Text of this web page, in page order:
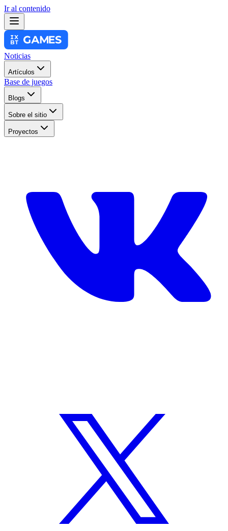
Ir al contenido
Noticias
Artículos
Base de juegos
Blogs
Sobre el sitio
Proyectos